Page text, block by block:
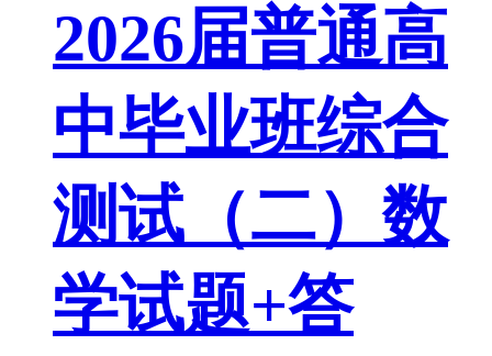
2026届普通高
中毕业班综合
测试（二）数
学试题+答